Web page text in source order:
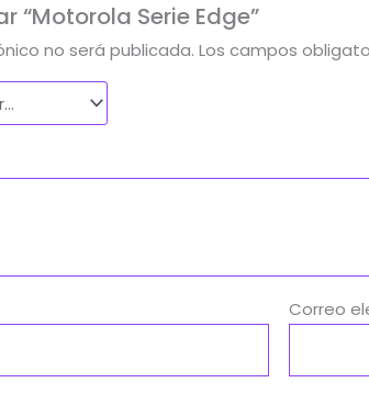
“Motorola Serie Edge”
no será publicada. Los campos
Correo